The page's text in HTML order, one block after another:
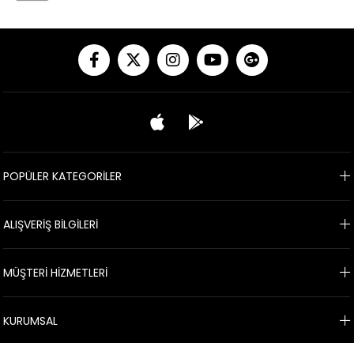
POPÜLER KATEGORİLER
ALIŞVERİŞ BİLGİLERİ
MÜŞTERİ HİZMETLERİ
KURUMSAL